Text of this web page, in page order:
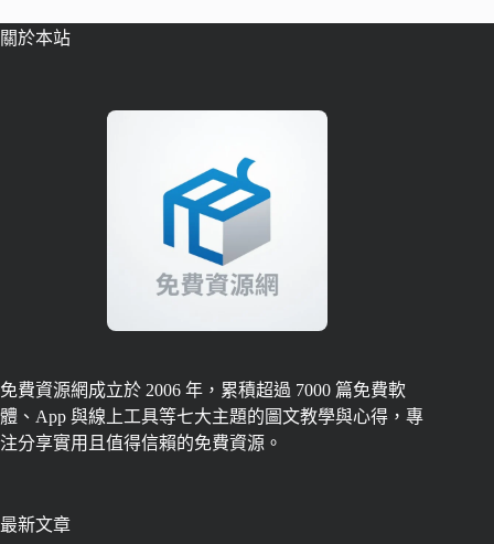
關於本站
免費資源網成立於 2006 年，累積超過 7000 篇免費軟
體、App 與線上工具等七大主題的圖文教學與心得，專
注分享實用且值得信賴的免費資源。
最新文章